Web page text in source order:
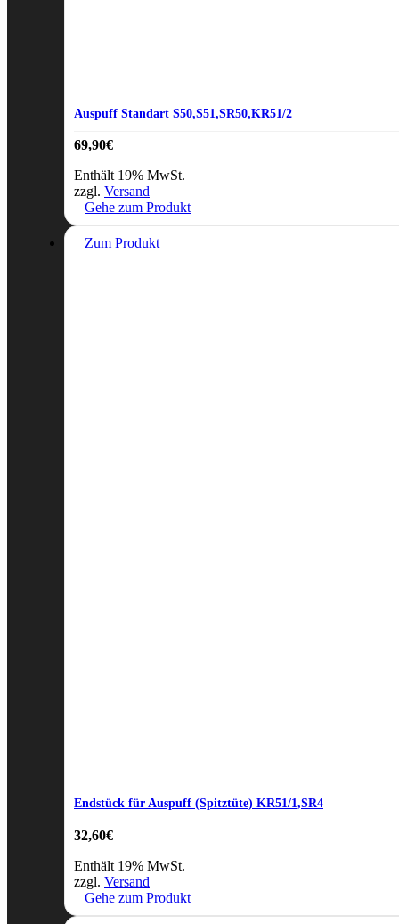
Auspuff Standart S50,S51,SR50,KR51/2
69,90€
Enthält 19% MwSt.
zzgl. Versand
Gehe zum Produkt
Zum Produkt
Endstück für Auspuff (Spitztüte) KR51/1,SR4
32,60€
Enthält 19% MwSt.
zzgl. Versand
Gehe zum Produkt